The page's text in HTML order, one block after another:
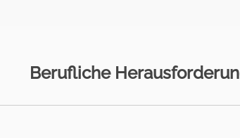
Berufliche